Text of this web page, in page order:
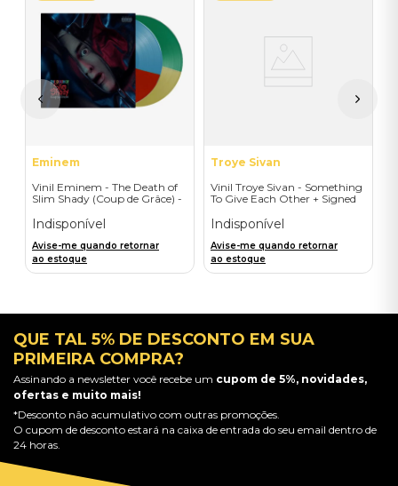
Eminem
Vinil Eminem - The Death of
Slim Shady (Coup de Grâce) -
Indisponível
Avise-me quando retornar
ao estoque
Troye Sivan
Vinil Troye Sivan - Something
To Give Each Other + Signed
Indisponível
Avise-me quando retornar
ao estoque
QUE TAL 5% DE DESCONTO EM SUA
PRIMEIRA COMPRA?
Assinando a newsletter você recebe um cupom de 5%, novidades,
ofertas e muito mais!
*Desconto não acumulativo com outras promoções.
O cupom de desconto estará na caixa de entrada do seu email dentro de
24 horas.